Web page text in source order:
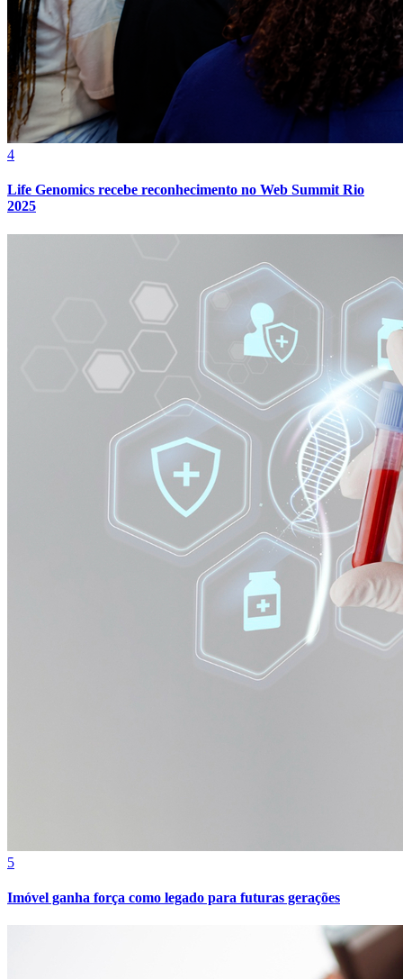
Athletico-PR
4
Life Genomics recebe reconhecimento no Web Summit Rio
2025
5
Imóvel ganha força como legado para futuras gerações